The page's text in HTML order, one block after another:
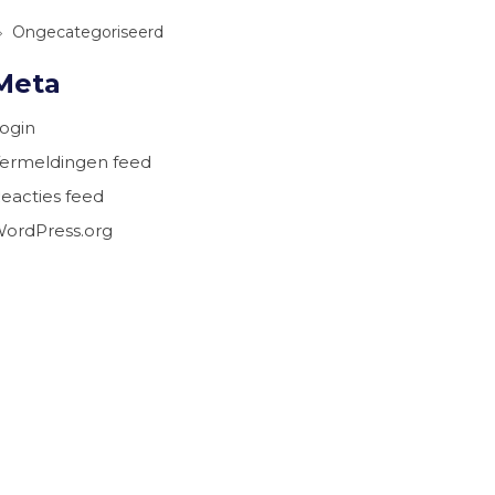
Ongecategoriseerd
feed
feed